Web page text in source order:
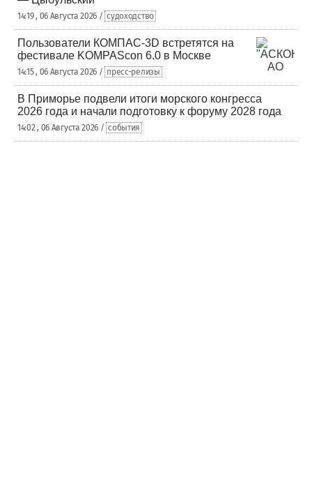
14:19 , 06 Августа 2026 / судоходство
Пользователи КОМПАС-3D встретятся на
фестивале KOMPAScon 6.0 в Москве
14:15 , 06 Августа 2026 / пресс-релизы
В Приморье подвели итоги морского конгресса
2026 года и начали подготовку к форуму 2028 года
14:02 , 06 Августа 2026 / события